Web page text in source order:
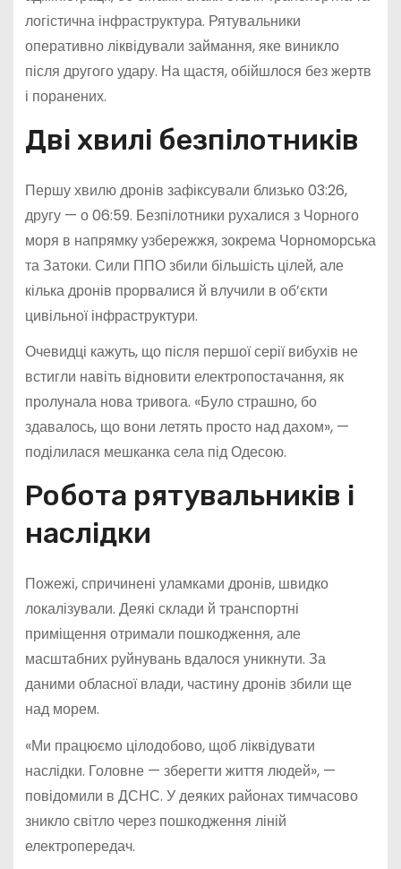
логістична інфраструктура. Рятувальники
оперативно ліквідували займання, яке виникло
після другого удару. На щастя, обійшлося без жертв
і поранених.
Дві хвилі безпілотників
Першу хвилю дронів зафіксували близько 03:26,
другу — о 06:59. Безпілотники рухалися з Чорного
моря в напрямку узбережжя, зокрема Чорноморська
та Затоки. Сили ППО збили більшість цілей, але
кілька дронів прорвалися й влучили в об’єкти
цивільної інфраструктури.
Очевидці кажуть, що після першої серії вибухів не
встигли навіть відновити електропостачання, як
пролунала нова тривога. «Було страшно, бо
здавалось, що вони летять просто над дахом», —
поділилася мешканка села під Одесою.
Робота рятувальників і
наслідки
Пожежі, спричинені уламками дронів, швидко
локалізували. Деякі склади й транспортні
приміщення отримали пошкодження, але
масштабних руйнувань вдалося уникнути. За
даними обласної влади, частину дронів збили ще
над морем.
«Ми працюємо цілодобово, щоб ліквідувати
наслідки. Головне — зберегти життя людей», —
повідомили в ДСНС. У деяких районах тимчасово
зникло світло через пошкодження ліній
електропередач.